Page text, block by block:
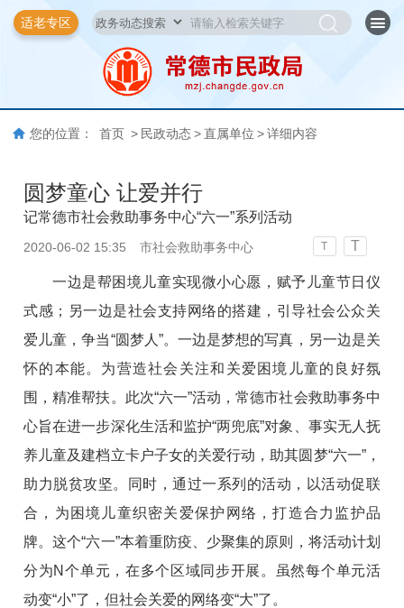
适老专区
您的位置： 首页 > 民政动态 > 直属单位 > 详细内容
圆梦童心 让爱并行
记常德市社会救助事务中心“六一”系列活动
2020-06-02 15:35 市社会救助事务中心 T T
一边是帮困境儿童实现微小心愿，赋予儿童节日仪
式感；另一边是社会支持网络的搭建，引导社会公众关
爱儿童，争当“圆梦人”。一边是梦想的写真，另一边是关
怀的本能。为营造社会关注和关爱困境儿童的良好氛
围，精准帮扶。此次“六一”活动，常德市社会救助事务中
心旨在进一步深化生活和监护“两兜底”对象、事实无人抚
养儿童及建档立卡户子女的关爱行动，助其圆梦“六一”，
助力脱贫攻坚。同时，通过一系列的活动，以活动促联
合，为困境儿童织密关爱保护网络，打造合力监护品
牌。这个“六一”本着重防疫、少聚集的原则，将活动计划
分为N个单元，在多个区域同步开展。虽然每个单元活
动变“小”了，但社会关爱的网络变“大”了。